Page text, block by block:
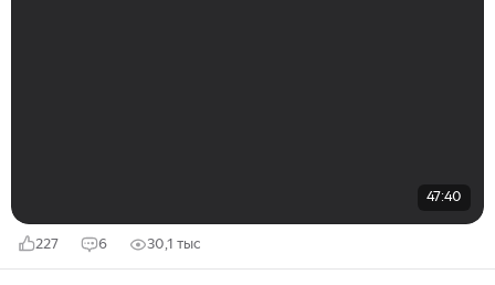
47:40
227 6 30,1 тыс